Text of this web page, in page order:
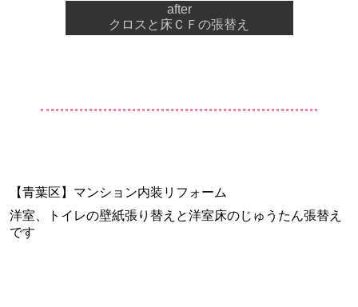
after
クロスと床ＣＦの張替え
【青葉区】マンション内装リフォーム
洋室、トイレの壁紙張り替えと洋室床のじゅうたん張替え
です